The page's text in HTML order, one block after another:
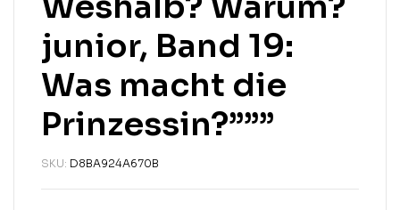
junior, Band 19:
Was macht die
Prinzessin?”””
SKU: D8BA924A670B